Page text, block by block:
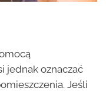
jednak oznaczać
Jeśli